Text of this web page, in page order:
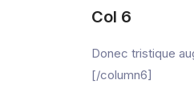
Col 6
Donec tristique
[/column6]